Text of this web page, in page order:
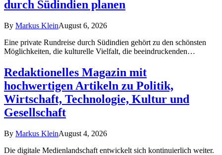
durch Südindien planen
By Markus KleinAugust 6, 2026
Eine private Rundreise durch Südindien gehört zu den schönsten
Möglichkeiten, die kulturelle Vielfalt, die beeindruckenden…
Redaktionelles Magazin mit
hochwertigen Artikeln zu Politik,
Wirtschaft, Technologie, Kultur und
Gesellschaft
By Markus KleinAugust 4, 2026
Die digitale Medienlandschaft entwickelt sich kontinuierlich weiter.